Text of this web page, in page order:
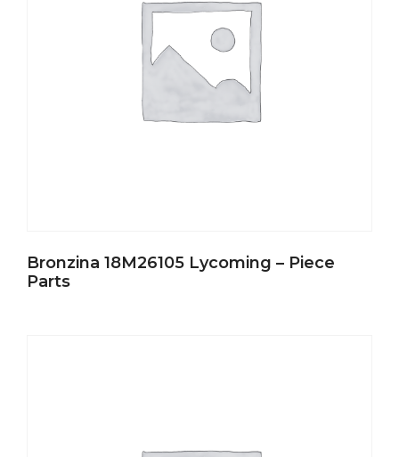
Bronzina 18M26105 Lycoming – Piece
Parts